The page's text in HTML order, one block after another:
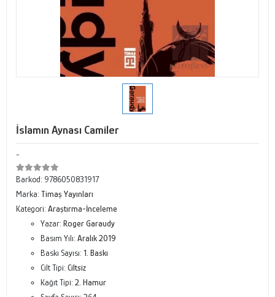
İslamın Aynası Camiler
-
Barkod: 9786050831917
Marka: Timaş Yayınları
Kategori: Araştırma-İnceleme
Yazar: Roger Garaudy
Basım Yılı: Aralık 2019
Baskı Sayısı: 1. Baskı
Cilt Tipi: Ciltsiz
Kağıt Tipi: 2. Hamur